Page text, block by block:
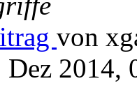
von
2014,